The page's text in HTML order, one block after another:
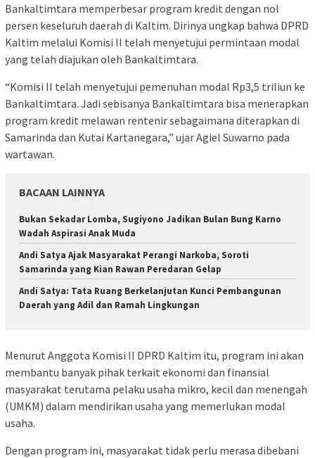
Bankaltimtara memperbesar program kredit dengan nol
persen keseluruh daerah di Kaltim. Dirinya ungkap bahwa DPRD
Kaltim melalui Komisi II telah menyetujui permintaan modal
yang telah diajukan oleh Bankaltimtara.
“Komisi II telah menyetujui pemenuhan modal Rp3,5 triliun ke
Bankaltimtara. Jadi sebisanya Bankaltimtara bisa menerapkan
program kredit melawan rentenir sebagaimana diterapkan di
Samarinda dan Kutai Kartanegara,” ujar Agiel Suwarno pada
wartawan.
BACAAN LAINNYA
Bukan Sekadar Lomba, Sugiyono Jadikan Bulan Bung Karno
Wadah Aspirasi Anak Muda
Andi Satya Ajak Masyarakat Perangi Narkoba, Soroti
Samarinda yang Kian Rawan Peredaran Gelap
Andi Satya: Tata Ruang Berkelanjutan Kunci Pembangunan
Daerah yang Adil dan Ramah Lingkungan
Menurut Anggota Komisi II DPRD Kaltim itu, program ini akan
membantu banyak pihak terkait ekonomi dan finansial
masyarakat terutama pelaku usaha mikro, kecil dan menengah
(UMKM) dalam mendirikan usaha yang memerlukan modal
usaha.
Dengan program ini, masyarakat tidak perlu merasa dibebani